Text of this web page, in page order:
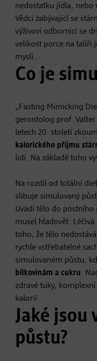
nedostatku jídla, nebo
Vědci zabývající se
výživoví odborníci se
velikost porce na talíři
myslí.
Co je
„Fasting Mimicking
gerontolog prof. Valter
letech 20. století
kalorického příjmu
lidí. Na základě toho
Na rozdíl od totální
slibuje simulovaný
Uvádí tělo do
musel hladovět.
toho, že tělo
rychle vstřebatelné
simulovaném půstu,
bílkovinám a cukru.
zdravé tuky,
kalorií.
Jaké jsou
půstu?